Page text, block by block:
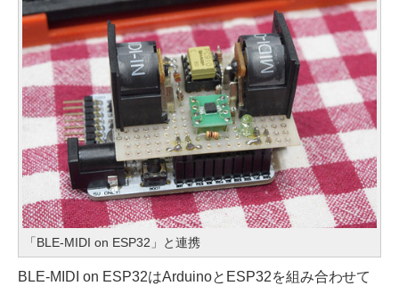
「BLE-MIDI on ESP32」と連携
BLE-MIDI on ESP32はArduinoとESP32を組み合わせて